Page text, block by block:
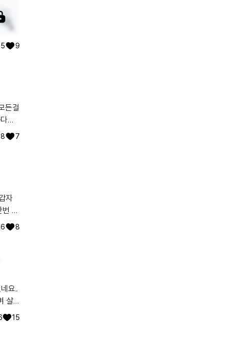
4
5 9
든걸
는
을
8 7
가
리 덜
6 8
15